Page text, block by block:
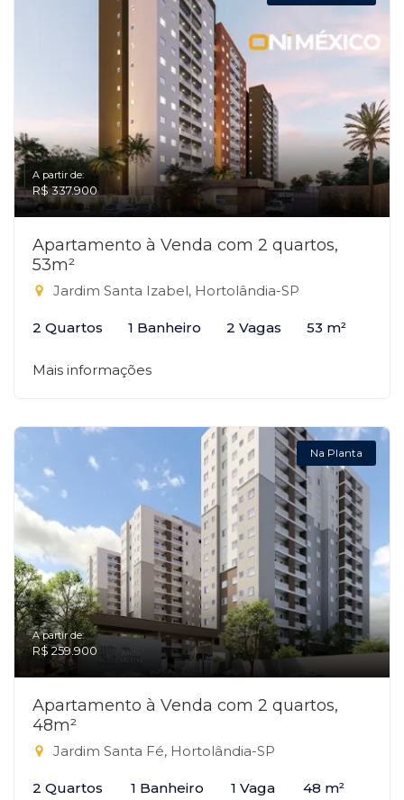
A partir de:
R$ 337.900
Apartamento à Venda com 2 quartos,
53m²
Jardim Santa Izabel, Hortolândia-SP
2 Quartos 1 Banheiro 2 Vagas 53 m²
Mais informações
Na Planta
A partir de:
R$ 259.900
Apartamento à Venda com 2 quartos,
48m²
Jardim Santa Fé, Hortolândia-SP
2 Quartos 1 Banheiro 1 Vaga 48 m²